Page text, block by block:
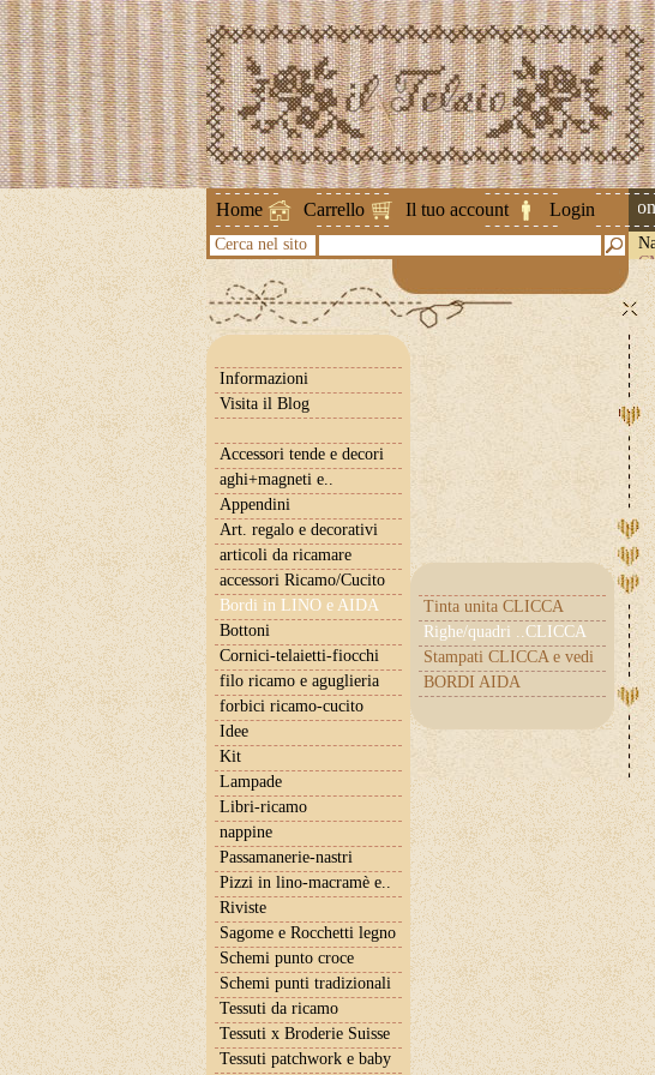
Home Carrello Il tuo account Login
Attenzione ! Le spedizioni
Cerca nel sito
Informazioni
Visita il Blog
Accessori tende e decori
aghi+magneti e..
Appendini
Art. regalo e decorativi
articoli da ricamare
accessori Ricamo/Cucito
Bordi in LINO e AIDA
Tinta unita CLICCA
Righe/quadri ..CLICCA
Stampati CLICCA e vedi
BORDI AIDA
Bottoni
Cornici-telaietti-fiocchi
filo ricamo e aguglieria
forbici ricamo-cucito
Idee
Kit
Lampade
Libri-ricamo
nappine
Passamanerie-nastri
Pizzi in lino-macramè e..
Riviste
Sagome e Rocchetti legno
Schemi punto croce
Schemi punti tradizionali
Tessuti da ricamo
Tessuti x Broderie Suisse
Tessuti patchwork e baby